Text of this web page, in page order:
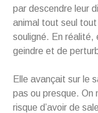
par descendre leur
animal tout seul
souligné. En réalité,
geindre et de
Elle avançait sur le
pas ou presque. On
risque d’avoir de